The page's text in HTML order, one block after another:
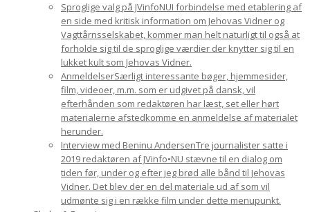
Sproglige valg på JVinfoNUI forbindelse med etablering af
en side med kritisk information om Jehovas Vidner og
Vagttårnsselskabet, kommer man helt naturligt til også at
forholde sig til de sproglige værdier der knytter sig til en
lukket kult som Jehovas Vidner.
AnmeldelserSærligt interessante bøger, hjemmesider,
film, videoer, m.m. som er udgivet på dansk, vil
efterhånden som redaktøren har læst, set eller hørt
materialerne afstedkomme en anmeldelse af materialet
herunder.
Interview med Beninu AndersenTre journalister satte i
2019 redaktøren af JVinfo•NU stævne til en dialog om
tiden før, under og efter jeg brød alle bånd til Jehovas
Vidner. Det blev der en del materiale ud af som vil
udmønte sig i en række film under dette menupunkt.